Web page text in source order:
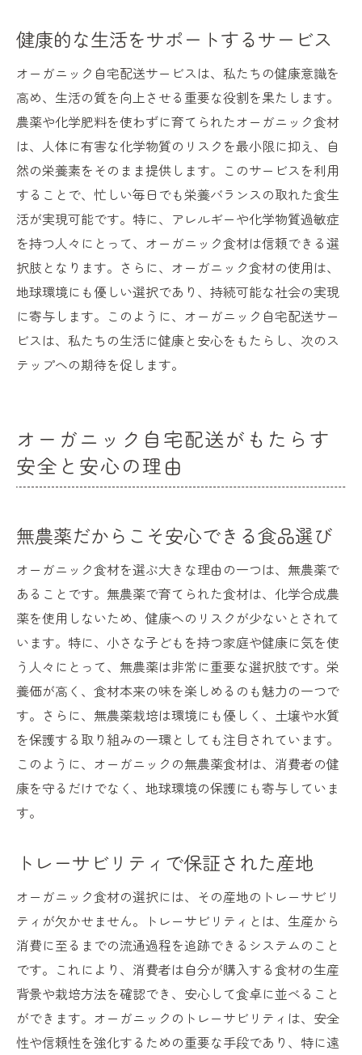
健康的な生活をサポートするサービス
オーガニック自宅配送サービスは、私たちの健康意識を
高め、生活の質を向上させる重要な役割を果たします。
農薬や化学肥料を使わずに育てられたオーガニック食材
は、人体に有害な化学物質のリスクを最小限に抑え、自
然の栄養素をそのまま提供します。このサービスを利用
することで、忙しい毎日でも栄養バランスの取れた食生
活が実現可能です。特に、アレルギーや化学物質過敏症
を持つ人々にとって、オーガニック食材は信頼できる選
択肢となります。さらに、オーガニック食材の使用は、
地球環境にも優しい選択であり、持続可能な社会の実現
に寄与します。このように、オーガニック自宅配送サー
ビスは、私たちの生活に健康と安心をもたらし、次のス
テップへの期待を促します。
オーガニック自宅配送がもたらす
安全と安心の理由
無農薬だからこそ安心できる食品選び
オーガニック食材を選ぶ大きな理由の一つは、無農薬で
あることです。無農薬で育てられた食材は、化学合成農
薬を使用しないため、健康へのリスクが少ないとされて
います。特に、小さな子どもを持つ家庭や健康に気を使
う人々にとって、無農薬は非常に重要な選択肢です。栄
養価が高く、食材本来の味を楽しめるのも魅力の一つで
す。さらに、無農薬栽培は環境にも優しく、土壌や水質
を保護する取り組みの一環としても注目されています。
このように、オーガニックの無農薬食材は、消費者の健
康を守るだけでなく、地球環境の保護にも寄与していま
す。
トレーサビリティで保証された産地
オーガニック食材の選択には、その産地のトレーサビリ
ティが欠かせません。トレーサビリティとは、生産から
消費に至るまでの流通過程を追跡できるシステムのこと
です。これにより、消費者は自分が購入する食材の生産
背景や栽培方法を確認でき、安心して食卓に並べること
ができます。オーガニックのトレーサビリティは、安全
性や信頼性を強化するための重要な手段であり、特に遠